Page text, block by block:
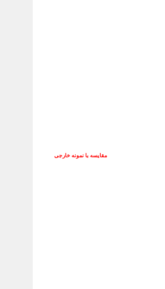
مقایسه با نمونه خارجی